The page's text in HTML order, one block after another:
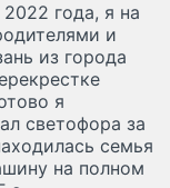
года, я на
и
из города
я
светофора за
семья
на полном